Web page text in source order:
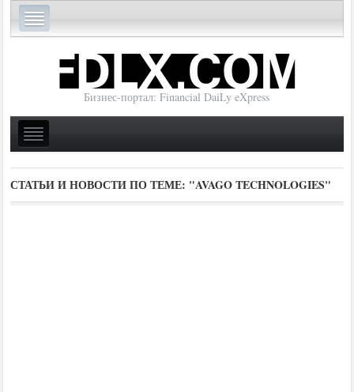
Бизнес-портал: Financial DaiLy eXpress
СТАТЬИ И НОВОСТИ ПО ТЕМЕ: "AVAGO TECHNOLOGIES"